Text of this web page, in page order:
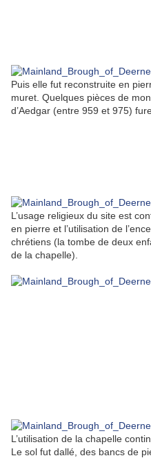
Puis elle fut reconstruite en
muret. Quelques pièces de
d’Aedgar (entre 959 et 975)
L’usage religieux du site est
en pierre et l’utilisation de
chrétiens (la tombe de deux
de la chapelle).
L’utilisation de la chapelle
Le sol fut dallé, des bancs de